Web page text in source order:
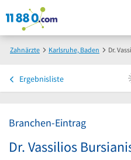
Zahnärzte Karlsruhe, Baden Dr.
Ergebnisliste
Branchen-Eintrag
Dr. Vassilios